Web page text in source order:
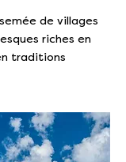
de villages
riches en
traditions